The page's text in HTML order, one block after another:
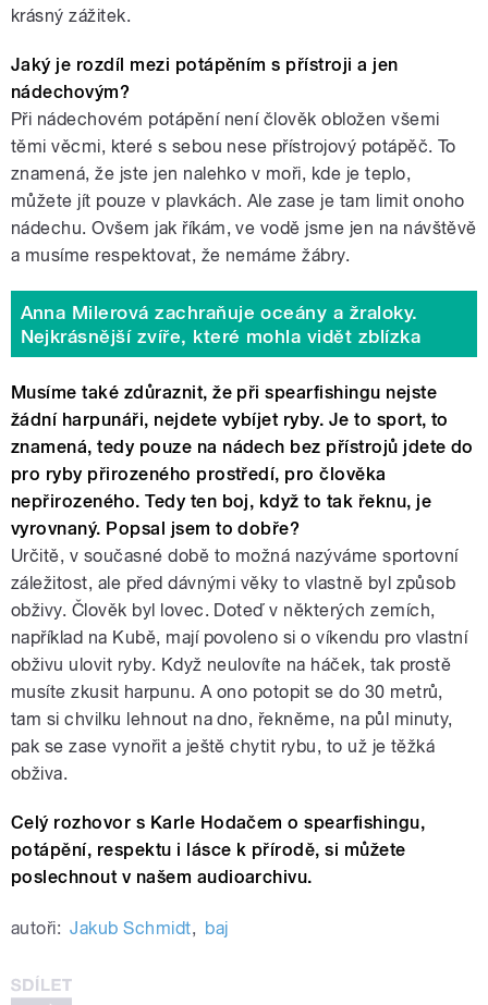
krásný zážitek.
Jaký je rozdíl mezi potápěním s přístroji a jen
nádechovým?
Při nádechovém potápění není člověk obložen všemi
těmi věcmi, které s sebou nese přístrojový potápěč. To
znamená, že jste jen nalehko v moři, kde je teplo,
můžete jít pouze v plavkách. Ale zase je tam limit onoho
nádechu. Ovšem jak říkám, ve vodě jsme jen na návštěvě
a musíme respektovat, že nemáme žábry.
Anna Milerová zachraňuje oceány a žraloky.
Nejkrásnější zvíře, které mohla vidět zblízka
Musíme také zdůraznit, že při spearfishingu nejste
žádní harpunáři, nejdete vybíjet ryby. Je to sport, to
znamená, tedy pouze na nádech bez přístrojů jdete do
pro ryby přirozeného prostředí, pro člověka
nepřirozeného. Tedy ten boj, když to tak řeknu, je
vyrovnaný. Popsal jsem to dobře?
Určitě, v současné době to možná nazýváme sportovní
záležitost, ale před dávnými věky to vlastně byl způsob
obživy. Člověk byl lovec. Doteď v některých zemích,
například na Kubě, mají povoleno si o víkendu pro vlastní
obživu ulovit ryby. Když neulovíte na háček, tak prostě
musíte zkusit harpunu. A ono potopit se do 30 metrů,
tam si chvilku lehnout na dno, řekněme, na půl minuty,
pak se zase vynořit a ještě chytit rybu, to už je těžká
obživa.
Celý rozhovor s Karle Hodačem o spearfishingu,
potápění, respektu i lásce k přírodě, si můžete
poslechnout v našem audioarchivu.
autoři: Jakub Schmidt, baj